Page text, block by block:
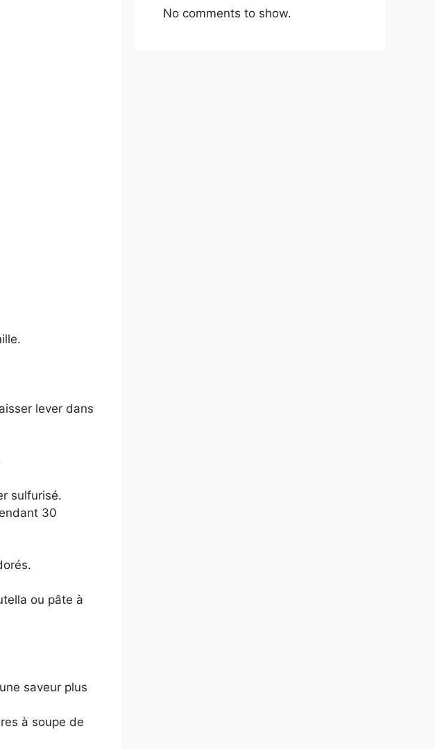
lever dans
sulfurisé.
30
ou pâte à
saveur plus
à soupe de
No comments to show.